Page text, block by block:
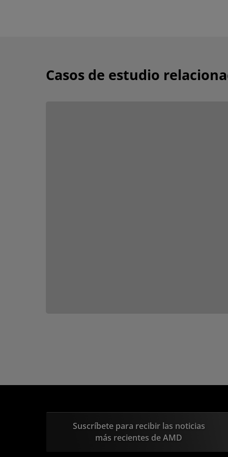
Casos de estudio
Suscríbete para recibir las noticias
más recientes de AMD